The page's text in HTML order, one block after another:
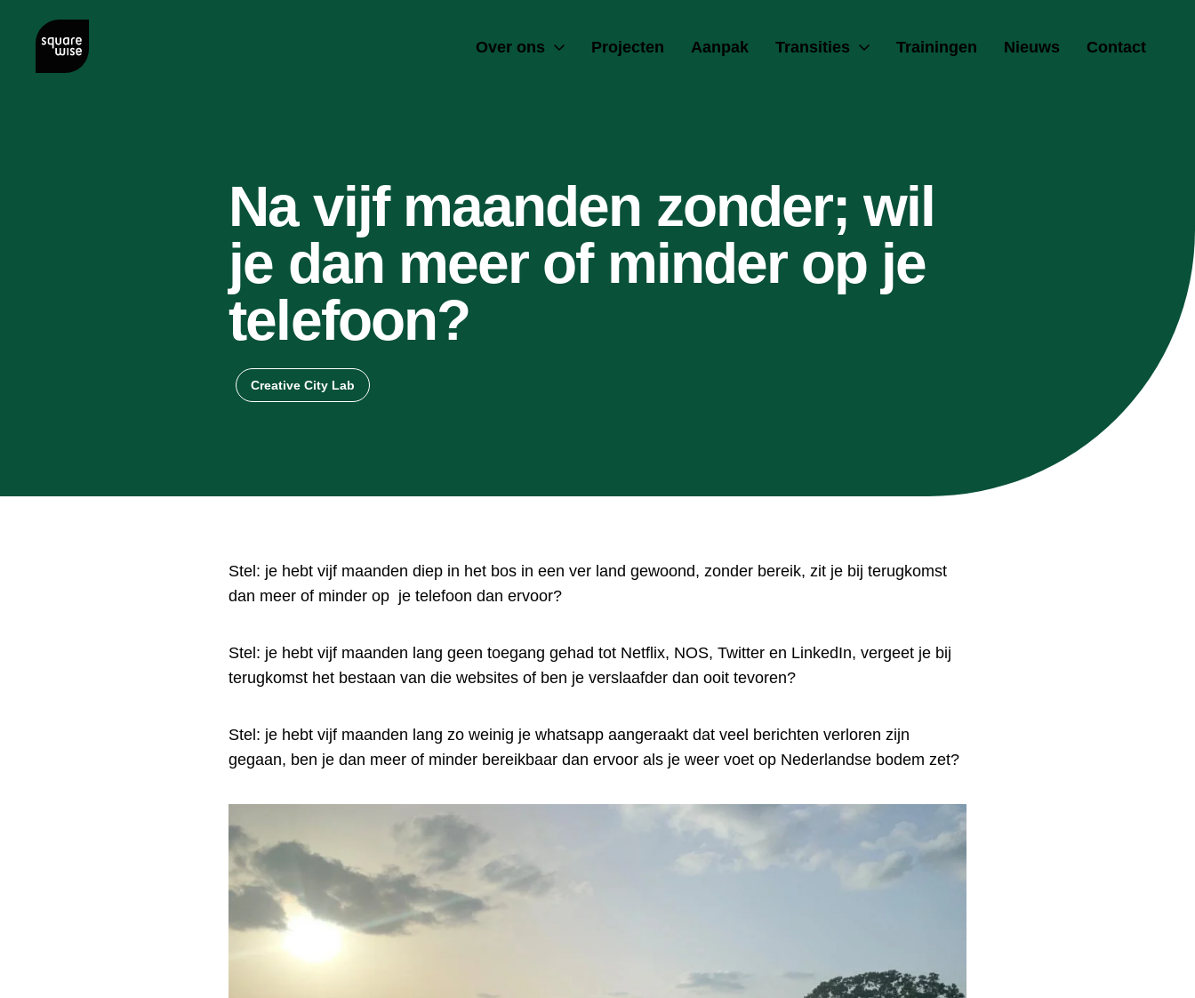
Over ons Projecten Aanpak Transities Trainingen Nieuws Contact
Na vijf maanden zonder; wil
je dan meer of minder op je
telefoon?
Creative City Lab
Stel: je hebt vijf maanden diep in het bos in een ver land gewoond, zonder bereik, zit je bij terugkomst
dan meer of minder op je telefoon dan ervoor?
Stel: je hebt vijf maanden lang geen toegang gehad tot Netflix, NOS, Twitter en LinkedIn, vergeet je bij
terugkomst het bestaan van die websites of ben je verslaafder dan ooit tevoren?
Stel: je hebt vijf maanden lang zo weinig je whatsapp aangeraakt dat veel berichten verloren zijn
gegaan, ben je dan meer of minder bereikbaar dan ervoor als je weer voet op Nederlandse bodem zet?